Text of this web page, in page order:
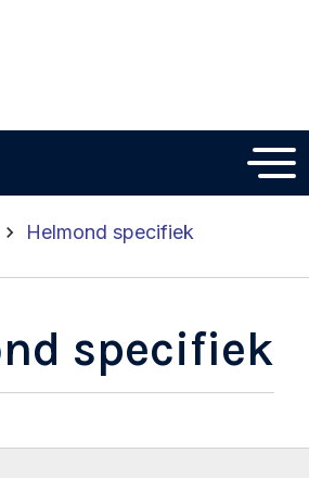
Helmond specifiek
specifiek